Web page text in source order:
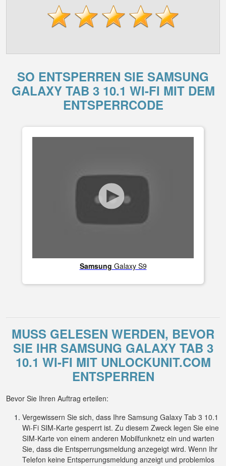
SO ENTSPERREN SIE SAMSUNG
GALAXY TAB 3 10.1 WI-FI MIT DEM
ENTSPERRCODE
Samsung Galaxy S9
MUSS GELESEN WERDEN, BEVOR
SIE IHR SAMSUNG GALAXY TAB 3
10.1 WI-FI MIT UNLOCKUNIT.COM
ENTSPERREN
Bevor Sie Ihren Auftrag erteilen:
Vergewissern Sie sich, dass Ihre Samsung Galaxy Tab 3 10.1
Wi-Fi SIM-Karte gesperrt ist. Zu diesem Zweck legen Sie eine
SIM-Karte von einem anderen Mobilfunknetz ein und warten
Sie, dass die Entsperrungsmeldung anzegeigt wird. Wenn Ihr
Telefon keine Entsperrungsmeldung anzeigt und problemlos